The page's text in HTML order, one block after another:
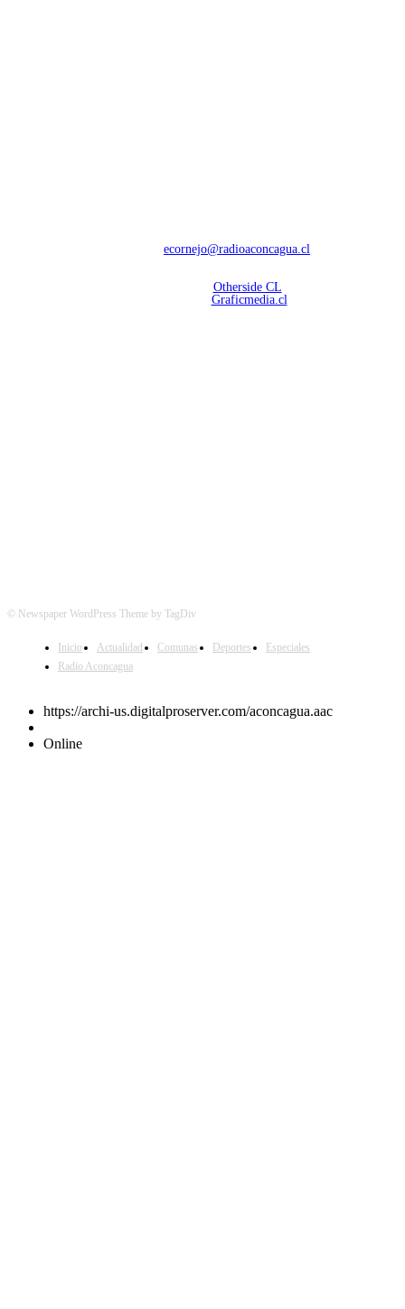
ecornejo@radioaconcagua.cl
Otherside CL
Graficmedia.cl
© Newspaper WordPress Theme by TagDiv
Inicio Actualidad Comunas Deportes
Especiales
Radio Aconcagua
https://archi-us.digitalproserver.com/aconcagua.aac
Online